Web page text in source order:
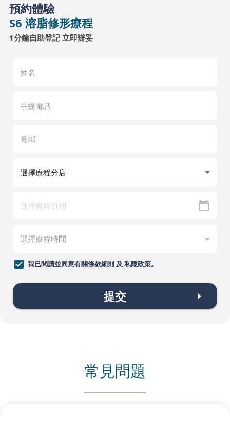
預約體驗
S6 溶脂修形療程
1分鐘自助登記 立即辦妥
我已閱讀並同意有關條款細則及 私隱政策。
提交
常見問題